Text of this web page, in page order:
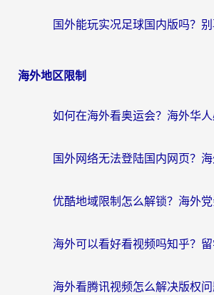
海外地区限制